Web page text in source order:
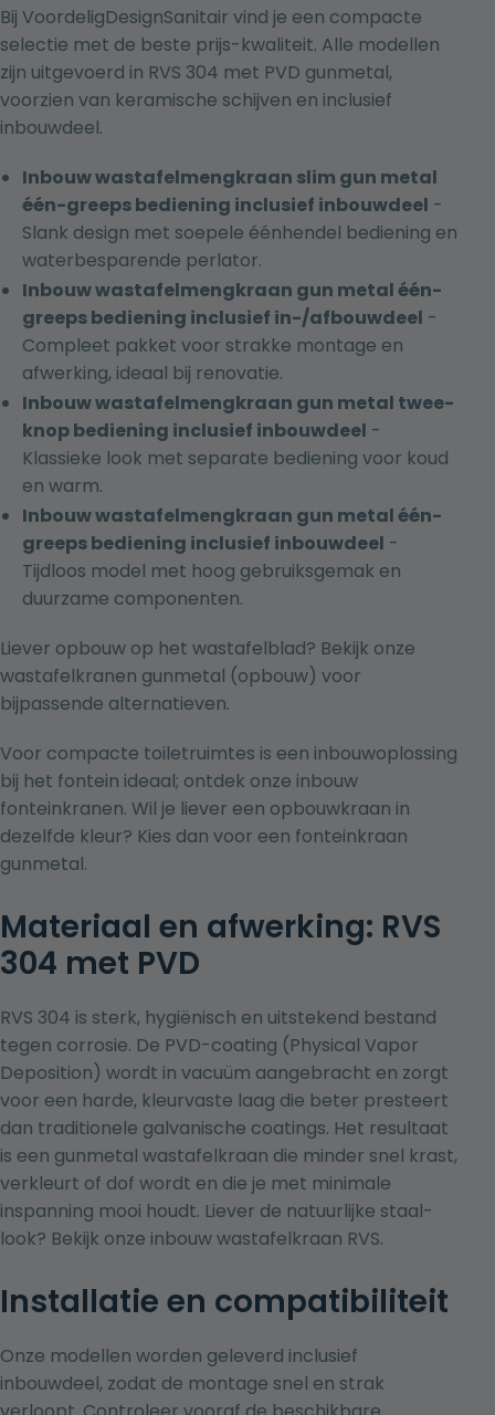
Bij VoordeligDesignSanitair vind je een compacte
selectie met de beste prijs-kwaliteit. Alle modellen
zijn uitgevoerd in RVS 304 met PVD gunmetal,
voorzien van keramische schijven en inclusief
inbouwdeel.
Inbouw wastafelmengkraan slim gun metal
één-greeps bediening inclusief inbouwdeel -
Slank design met soepele éénhendel bediening en
waterbesparende perlator.
Inbouw wastafelmengkraan gun metal één-
greeps bediening inclusief in-/afbouwdeel -
Compleet pakket voor strakke montage en
afwerking, ideaal bij renovatie.
Inbouw wastafelmengkraan gun metal twee-
knop bediening inclusief inbouwdeel -
Klassieke look met separate bediening voor koud
en warm.
Inbouw wastafelmengkraan gun metal één-
greeps bediening inclusief inbouwdeel -
Tijdloos model met hoog gebruiksgemak en
duurzame componenten.
Liever opbouw op het wastafelblad? Bekijk onze
wastafelkranen gunmetal (opbouw) voor
bijpassende alternatieven.
Voor compacte toiletruimtes is een inbouwoplossing
bij het fontein ideaal; ontdek onze inbouw
fonteinkranen. Wil je liever een opbouwkraan in
dezelfde kleur? Kies dan voor een fonteinkraan
gunmetal.
Materiaal en afwerking: RVS
304 met PVD
RVS 304 is sterk, hygiënisch en uitstekend bestand
tegen corrosie. De PVD-coating (Physical Vapor
Deposition) wordt in vacuüm aangebracht en zorgt
voor een harde, kleurvaste laag die beter presteert
dan traditionele galvanische coatings. Het resultaat
is een gunmetal wastafelkraan die minder snel krast,
verkleurt of dof wordt en die je met minimale
inspanning mooi houdt. Liever de natuurlijke staal-
look? Bekijk onze inbouw wastafelkraan RVS.
Installatie en compatibiliteit
Onze modellen worden geleverd inclusief
inbouwdeel, zodat de montage snel en strak